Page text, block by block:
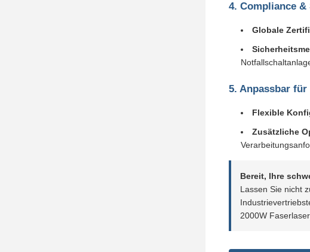
4. Compliance
Globale
5. Anpassbar
Flexible
Zusätzliche
Bereit, Ihre
Lassen Sie nicht
2000W